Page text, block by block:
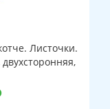
Листочки.